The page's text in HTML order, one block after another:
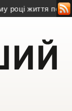
життя помер